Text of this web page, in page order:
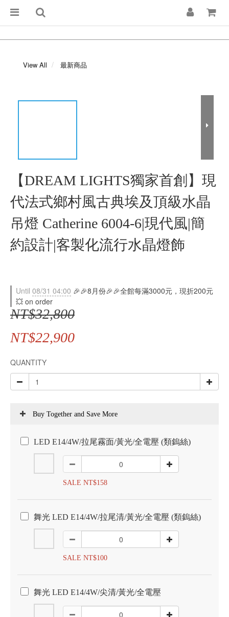
View All 最新商品
【DREAM LIGHTS獨家首創】現
代法式鄉村風古典埃及頂級水晶
吊燈 Catherine 6004-6|現代風|簡
約設計|客製化流行水晶燈飾
Until 08/31 04:00 🎉🎉8月份🎉🎉全館每滿3000元，現折200元
💥 on order
NT$32,800
NT$22,900
QUANTITY
Buy Together and Save More
LED E14/4W/拉尾霧面/黃光/全電壓 (類鎢絲)
SALE NT$158
舞光 LED E14/4W/拉尾清/黃光/全電壓 (類鎢絲)
SALE NT$100
舞光 LED E14/4W/尖清/黃光/全電壓